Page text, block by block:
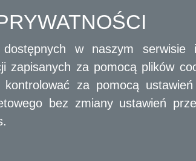
najmu lokalu mieszkalnego po spłacie zaległości
tytuł prawny do lokalu wchodzącego w skład
została eksmisja, może zostać ponownie
lokalu, po uregulowaniu zadłużenia.
wniosku.
w naszym
zapisanych za pomocą plików
za pomocą
bez zmiany ustawień